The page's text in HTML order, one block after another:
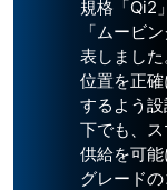
規格「Qi2
「ムービ
表しまし
位置を正
するよう
下でも、
供給を可
グレード